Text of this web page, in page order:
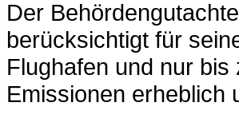
Der
berücksichtigt für
Flughafen und nur
Emissionen erheblich